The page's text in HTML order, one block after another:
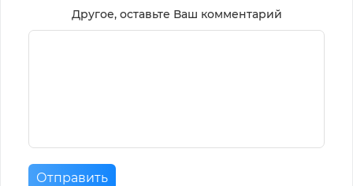
Другое, оставьте Ваш комментарий
Отправить